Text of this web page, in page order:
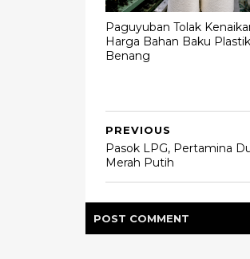
Paguyuban Tolak
Harga Bahan Baku
Benang
PREVIOUS
Pasok LPG, Pertamina
Merah Putih
POST COMMENT